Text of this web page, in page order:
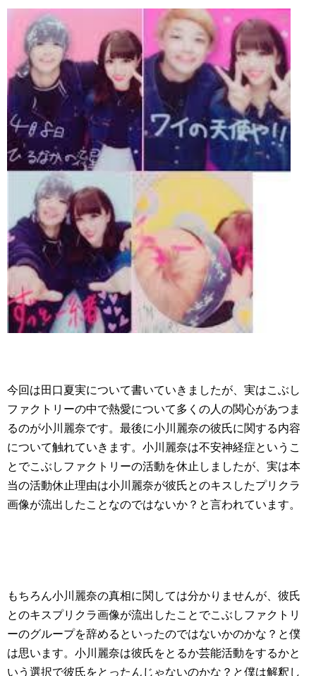
今回は田口夏実について書いていきましたが、実はこぶし
ファクトリーの中で熱愛について多くの人の関心があつま
るのが小川麗奈です。最後に小川麗奈の彼氏に関する内容
について触れていきます。小川麗奈は不安神経症というこ
とでこぶしファクトリーの活動を休止しましたが、実は本
当の活動休止理由は小川麗奈が彼氏とのキスしたプリクラ
画像が流出したことなのではないか？と言われています。
もちろん小川麗奈の真相に関しては分かりませんが、彼氏
とのキスプリクラ画像が流出したことでこぶしファクトリ
ーのグループを辞めるといったのではないかのかな？と僕
は思います。小川麗奈は彼氏をとるか芸能活動をするかと
いう選択で彼氏をとったんじゃないのかな？と僕は解釈し